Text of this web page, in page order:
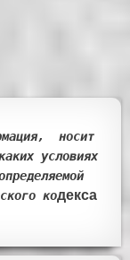
носит
условиях
ого кодекса